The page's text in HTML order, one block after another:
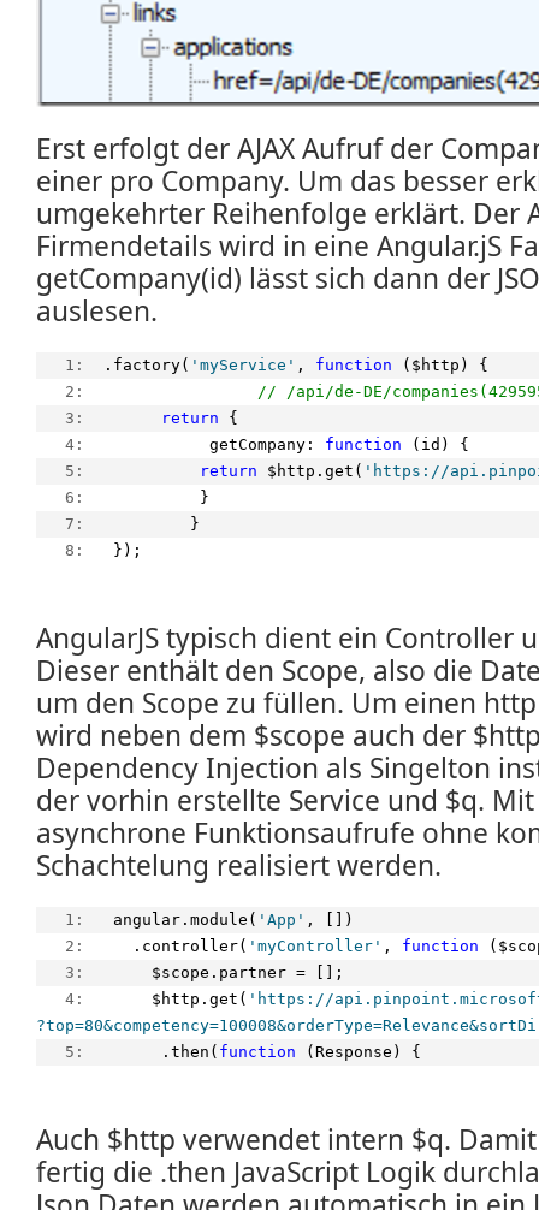
Erst erfolgt der AJAX Aufruf der
einer pro Company. Um das besser
umgekehrter Reihenfolge erklärt. Der
Firmendetails wird in eine Angular.jS
getCompany(id) lässt sich dann der
auslesen.
   1:
.factory( 'myService' , function ($http) {
   2:
// /api/de-DE/
   3:
return {
   4:
           getCompany:
function (id) {
   5:
return $http.get( 'https://
   6:
          }
   7:
         }
   8:
});
AngularJS typisch dient ein Controller
Dieser enthält den Scope, also die
um den Scope zu füllen. Um einen http
wird neben dem $scope auch der
Dependency Injection als Singelton
der vorhin erstellte Service und $q.
asynchrone Funktionsaufrufe ohne
Schachtelung realisiert werden.
   1:
angular.module( 'App' , [])
   2:
   .controller(
'myController' , function
   3:
     $scope.partner = [];
   4:
     $http.get(
'https://
   5:
      .then(
function (Response) {
Auch $http verwendet intern $q.
fertig die .then JavaScript Logik